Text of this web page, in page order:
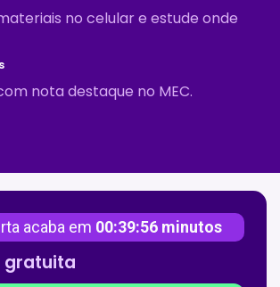
no celular e estude onde
nota destaque no MEC.
acaba em 00:39:55 minutos
gratuita